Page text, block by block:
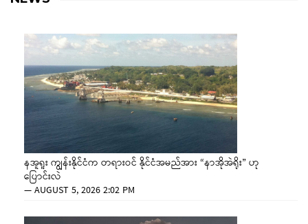
နအူရူး ကျွန်းနိုင်ငံက တရားဝင် နိုင်ငံအမည်အား “နာအိုအဲရိုး” ဟု
ပြောင်းလဲ
—AUGUST 5, 2026 2:02 PM